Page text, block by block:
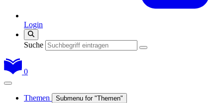
Login
Suche
0
Themen Submenu for "Themen"